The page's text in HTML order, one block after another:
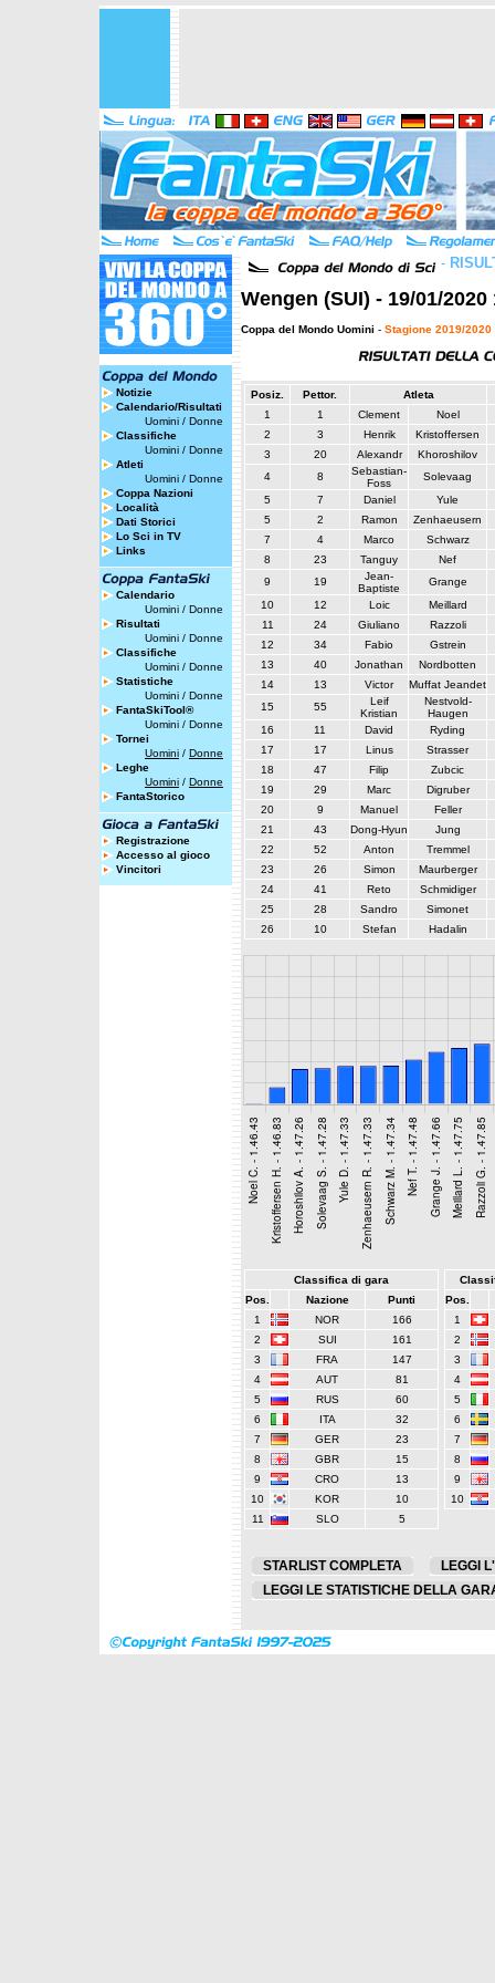
Notizie
Calendario/Risultati
Uomini / Donne
Classifiche
Uomini / Donne
Atleti
Uomini / Donne
Coppa Nazioni
Località
Dati Storici
Lo Sci in TV
Links
Calendario
Uomini / Donne
Risultati
Uomini / Donne
Classifiche
Uomini / Donne
Statistiche
Uomini / Donne
FantaSkiTool®
Uomini / Donne
Tornei
Uomini / Donne
Leghe
Uomini / Donne
FantaStorico
Registrazione
Accesso al gioco
Vincitori
-
Wengen (SUI) - 19/01/2020
Coppa del Mondo Uomini - Stagione 2019/2020
Posiz. Pettor.
Atleta
1
1 Clement
Noel
2
3 Henrik
Kristoffersen
3
20 Alexandr
Khoroshilov
4
8
Sebastian-
Foss
Solevaag
5
7 Daniel
Yule
5
2 Ramon
Zenhaeusern
7
4 Marco
Schwarz
8
23 Tanguy
Nef
9
19
Jean-
Baptiste
Grange
10
12 Loic
Meillard
11
24 Giuliano
Razzoli
12
34 Fabio
Gstrein
13
40 Jonathan
Nordbotten
14
13 Victor
Muffat Jeandet
15
55
Leif
Kristian
Nestvold-
Haugen
16
11 David
Ryding
17
17 Linus
Strasser
18
47 Filip
Zubcic
19
29 Marc
Digruber
20
9 Manuel
Feller
21
43 Dong-Hyun
Jung
22
52 Anton
Tremmel
23
26 Simon
Maurberger
24
41 Reto
Schmidiger
25
28 Sandro
Simonet
26
10 Stefan Hadalin
Classifica di gara
Pos.
Nazione
Punti
1
NOR
166
2
SUI
161
3
FRA
147
4
AUT
81
5
RUS
60
6
ITA
32
7
GER
23
8
GBR
15
9
CRO
13
10
KOR
10
11
SLO 5
Pos.
1
2
3
4
5
6
7
8
9
10
STARLIST COMPLETA
LEGGI
LEGGI LE STATISTICHE DELLA